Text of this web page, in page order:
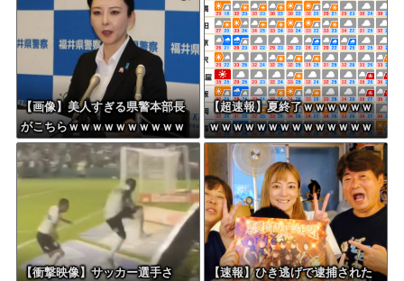
【画像】美人すぎる県警本部長
がこちらｗｗｗｗｗｗｗｗｗｗ
【超速報】夏終了ｗｗｗｗｗｗ
ｗｗｗｗｗｗｗｗｗｗｗｗｗｗ
ｗｗｗｗｗｗｗｗｗｗｗｗｗｗ
ｗｗｗｗｗｗ
【衝撃映像】サッカー選手さ
【速報】ひき逃げで逮捕された